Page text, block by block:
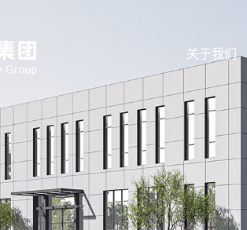
关于我们